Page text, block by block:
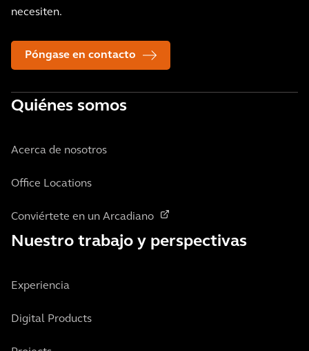
necesiten.
Póngase en contacto
Quiénes somos
Acerca de nosotros
Office Locations
Conviértete en un Arcadiano
Nuestro trabajo y perspectivas
Experiencia
Digital Products